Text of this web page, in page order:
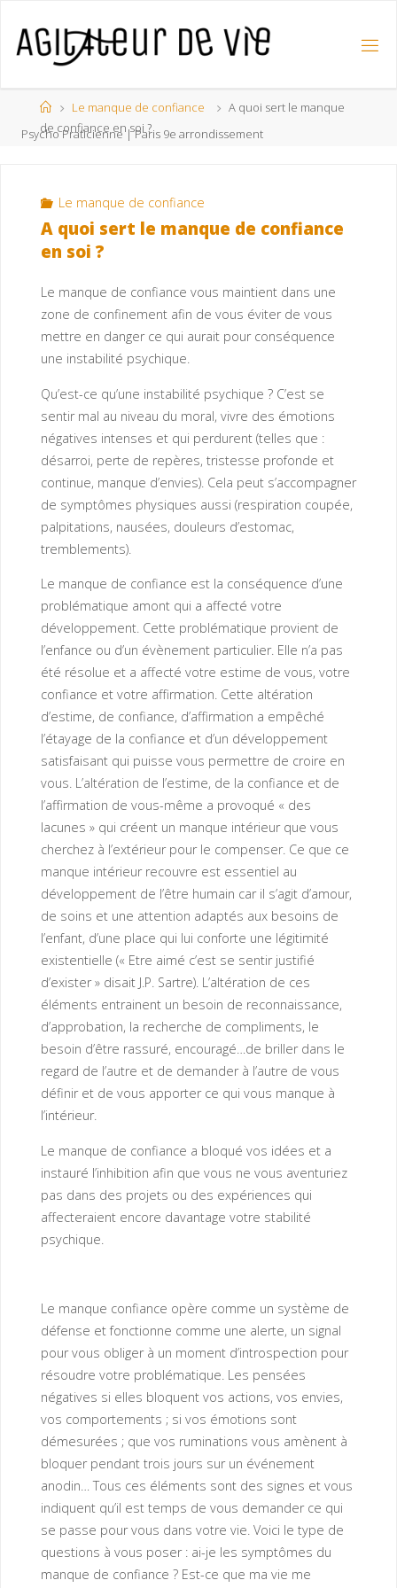
Psycho Praticienne | Paris 9e arrondissement
Le manque de confiance
A quoi sert le manque
de confiance en soi ?
Le manque de confiance
A quoi sert le manque de confiance
en soi ?
Le manque de confiance vous maintient dans une
zone de confinement afin de vous éviter de vous
mettre en danger ce qui aurait pour conséquence
une instabilité psychique.
Qu’est-ce qu’une instabilité psychique ? C’est se
sentir mal au niveau du moral, vivre des émotions
négatives intenses et qui perdurent (telles que :
désarroi, perte de repères, tristesse profonde et
continue, manque d’envies). Cela peut s’accompagner
de symptômes physiques aussi (respiration coupée,
palpitations, nausées, douleurs d’estomac,
tremblements).
Le manque de confiance est la conséquence d’une
problématique amont qui a affecté votre
développement. Cette problématique provient de
l’enfance ou d’un évènement particulier. Elle n’a pas
été résolue et a affecté votre estime de vous, votre
confiance et votre affirmation. Cette altération
d’estime, de confiance, d’affirmation a empêché
l’étayage de la confiance et d’un développement
satisfaisant qui puisse vous permettre de croire en
vous. L’altération de l’estime, de la confiance et de
l’affirmation de vous-même a provoqué « des
lacunes » qui créent un manque intérieur que vous
cherchez à l’extérieur pour le compenser. Ce que ce
manque intérieur recouvre est essentiel au
développement de l’être humain car il s’agit d’amour,
de soins et une attention adaptés aux besoins de
l’enfant, d’une place qui lui conforte une légitimité
existentielle (« Etre aimé c’est se sentir justifié
d’exister » disait J.P. Sartre). L’altération de ces
éléments entrainent un besoin de reconnaissance,
d’approbation, la recherche de compliments, le
besoin d’être rassuré, encouragé…de briller dans le
regard de l’autre et de demander à l’autre de vous
définir et de vous apporter ce qui vous manque à
l’intérieur.
Le manque de confiance a bloqué vos idées et a
instauré l’inhibition afin que vous ne vous aventuriez
pas dans des projets ou des expériences qui
affecteraient encore davantage votre stabilité
psychique.
Le manque confiance opère comme un système de
défense et fonctionne comme une alerte, un signal
pour vous obliger à un moment d’introspection pour
résoudre votre problématique. Les pensées
négatives si elles bloquent vos actions, vos envies,
vos comportements ; si vos émotions sont
démesurées ; que vos ruminations vous amènent à
bloquer pendant trois jours sur un événement
anodin… Tous ces éléments sont des signes et vous
indiquent qu’il est temps de vous demander ce qui
se passe pour vous dans votre vie. Voici le type de
questions à vous poser : ai-je les symptômes du
manque de confiance ? Est-ce que ma vie me